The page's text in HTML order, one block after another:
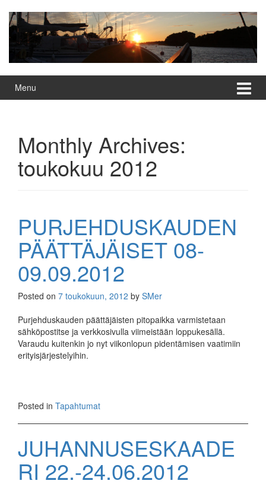
content
main
menu
Menu
Monthly Archives:
toukokuu 2012
PURJEHDUSKAUDEN
PÄÄTTÄJÄISET 08-
09.09.2012
Posted on 7 toukokuun, 2012 by SMer
Purjehduskauden päättäjäisten pitopaikka varmistetaan
sähköpostitse ja verkkosivulla viimeistään loppukesällä.
Varaudu kuitenkin jo nyt viikonlopun pidentämisen vaatimiin
erityisjärjestelyihin.
Posted in Tapahtumat
JUHANNUSESKAADE
RI 22.-24.06.2012